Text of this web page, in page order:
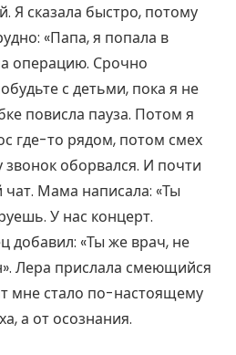
Я сказала быстро, потому
«Папа, я попала в
операцию. Срочно
с детьми, пока я не
повисла пауза. Потом я
где-то рядом, потом смех
звонок оборвался. И почти
Мама написала: «Ты
У нас концерт.
добавил: «Ты же врач, не
Лера прислала смеющийся
мне стало по-настоящему
а от осознания.